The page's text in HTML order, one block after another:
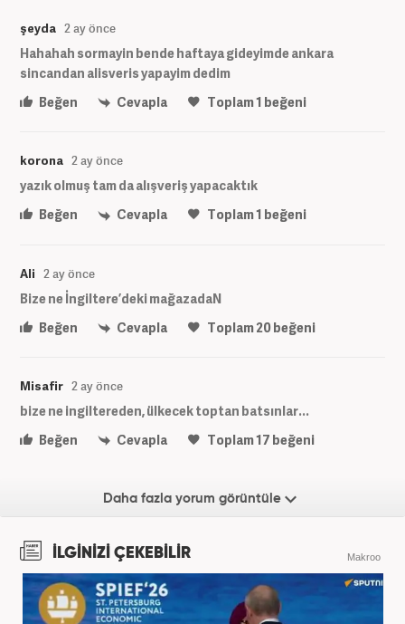
şeyda 2 ay önce
Hahahah sormayin bende haftaya gideyimde ankara
sincandan alisveris yapayim dedim
Beğen
Cevapla Toplam1 beğeni
korona 2 ay önce
yazık olmuş tam da alışveriş yapacaktık
Beğen
Cevapla Toplam1 beğeni
Ali 2 ay önce
Bize ne İngiltere’deki mağazadaN
Beğen
Cevapla Toplam20beğeni
Misafir 2 ay önce
bize ne ingiltereden, ülkecek toptan batsınlar...
Beğen
Cevapla Toplam17 beğeni
Daha fazla yorum görüntüle
İLGİNİZİ ÇEKEBİLİR Makroo